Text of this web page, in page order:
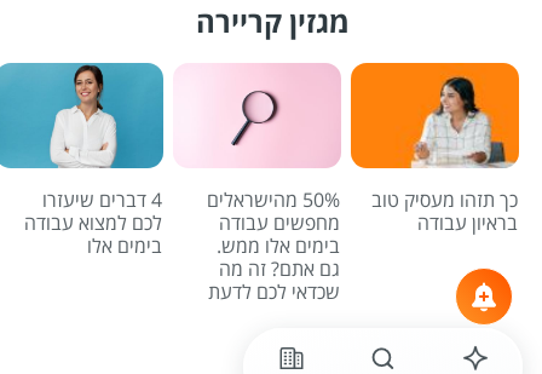
מגזין קריירה
כך תזהו מעסיק טוב
בראיון עבודה
50% מהישראלים
מחפשים עבודה
בימים אלו ממש.
גם אתם? זה מה
שכדאי לכם לדעת
4 דברים שיעזרו
לכם למצוא עבודה
בימים אלו
לכל הכתבות